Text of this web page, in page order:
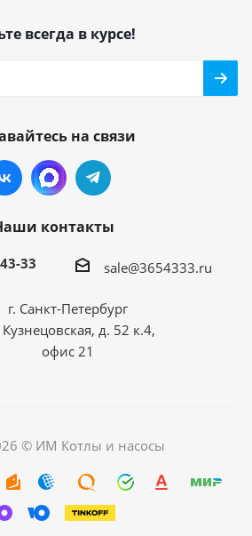
всегда в курсе!
на связи
контакты
33 sale@3654333.ru
г. Санкт-Петербург
д. 52 к.4,
офис 21
© ИМ Котлы и насосы